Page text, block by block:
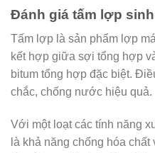
Đánh giá tấm lợp
Tấm lợp là sản phẩm lợp
kết hợp giữa sợi tổng hợp
bitum tổng hợp đặc biệt.
chắc, chống nước hiệu quả.
Với một loạt các tính năng
là khả năng chống hóa